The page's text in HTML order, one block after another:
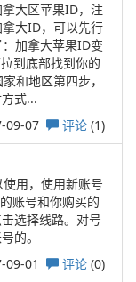
大区苹果ID，注
大ID，可以先行
加拿大苹果ID变
到底部找到你的
和地区第四步，
式...
09-07 评论 (1)
用，使用新账号
账号和你购买的
选择线路。对号
的。
09-01 评论 (0)